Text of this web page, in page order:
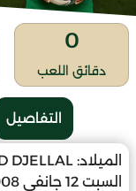
0
دقائق اللعب
التفاصيل
الميلاد: DJELLAL
السبت 12 جانفي 2008